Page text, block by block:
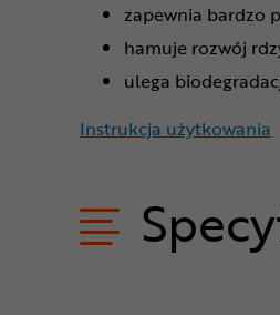
zapewnia bardzo
hamuje rozwój
ulega
Instrukcja użytkowania